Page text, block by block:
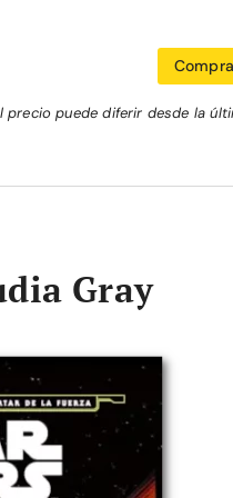
precio puede diferir desde la
Gray